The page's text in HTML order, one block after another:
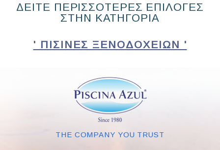
ΔΕΙΤΕ ΠΕΡΙΣΣΟΤΕΡΕΣ ΕΠΙΛΟΓΕΣ
ΣΤΗΝ ΚΑΤΗΓΟΡΙΑ
' ΠΙΣΊΝΕΣ ΞΕΝΟΔΟΧΕΊΩΝ '
THE COMPANY YOU TRUST